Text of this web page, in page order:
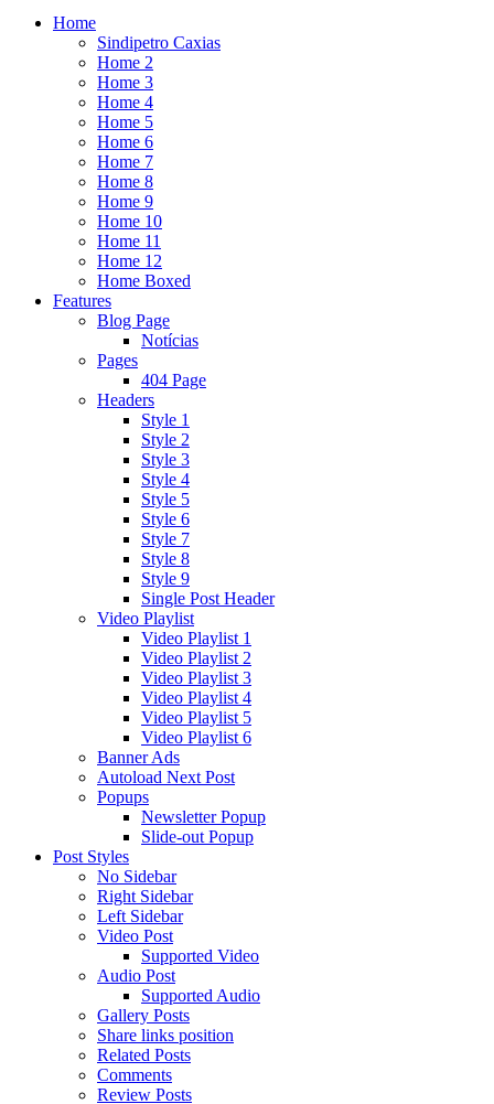
Home
Sindipetro Caxias
Home 2
Home 3
Home 4
Home 5
Home 6
Home 7
Home 8
Home 9
Home 10
Home 11
Home 12
Home Boxed
Features
Blog Page
Notícias
Pages
404 Page
Headers
Style 1
Style 2
Style 3
Style 4
Style 5
Style 6
Style 7
Style 8
Style 9
Single Post Header
Video Playlist
Video Playlist 1
Video Playlist 2
Video Playlist 3
Video Playlist 4
Video Playlist 5
Video Playlist 6
Banner Ads
Autoload Next Post
Popups
Newsletter Popup
Slide-out Popup
Post Styles
No Sidebar
Right Sidebar
Left Sidebar
Video Post
Supported Video
Audio Post
Supported Audio
Gallery Posts
Share links position
Related Posts
Comments
Review Posts